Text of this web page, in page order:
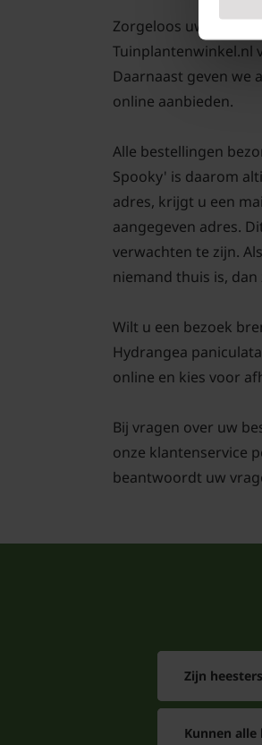
Zorgeloos uw
Tuinplantenwinkel.nl
Daarnaast geven we
online aanbieden.
Alle bestellingen
Spooky' is daarom
adres, krijgt u een
aangegeven adres.
verwachten te zijn.
niemand thuis is,
Wilt u een bezoek
Hydrangea
online en kies voor
Bij vragen over uw
onze klantenservice
beantwoordt uw
Zijn
Kunnen alle